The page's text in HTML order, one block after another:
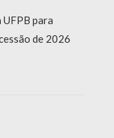
para
de 2026